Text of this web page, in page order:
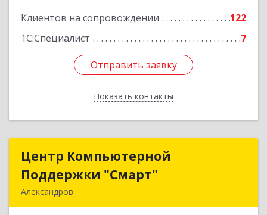
Клиентов на сопровождении
122
1С:Специалист
7
Отправить заявку
Показать контакты
Подробнее
Отправить заявку
Назад
Центр Компьютерной
Поддержки "Смарт"
Александров
Центр Компьютерной
Поддержки "Смарт"